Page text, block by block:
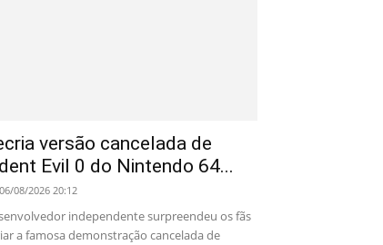
versão cancelada de
Evil 0 do Nintendo 64...
06/08/2026 20:12
independente surpreendeu os fãs
a famosa demonstração cancelada de